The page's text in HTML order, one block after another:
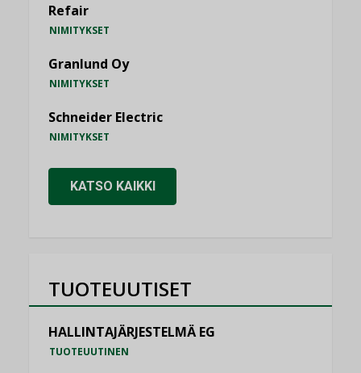
Refair
NIMITYKSET
Granlund Oy
NIMITYKSET
Schneider Electric
NIMITYKSET
KATSO KAIKKI
TUOTEUUTISET
HALLINTAJÄRJESTELMÄ EG
TUOTEUUTINEN